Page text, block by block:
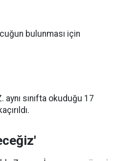
bulunması için
aynı sınıfta okuduğu 17